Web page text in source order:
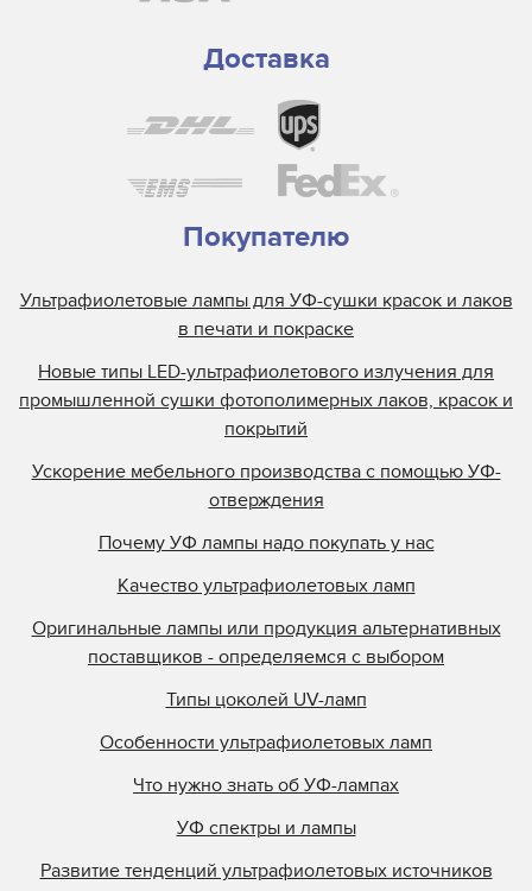
Доставка
Покупателю
Ультрафиолетовые лампы для УФ-сушки красок и лаков
в печати и покраске
Новые типы LED-ультрафиолетового излучения для
промышленной сушки фотополимерных лаков, красок и
покрытий
Ускорение мебельного производства с помощью УФ-
отверждения
Почему УФ лампы надо покупать у нас
Качество ультрафиолетовых ламп
Оригинальные лампы или продукция альтернативных
поставщиков - определяемся с выбором
Типы цоколей UV-ламп
Особенности ультрафиолетовых ламп
Что нужно знать об УФ-лампах
УФ спектры и лампы
Развитие тенденций ультрафиолетовых источников